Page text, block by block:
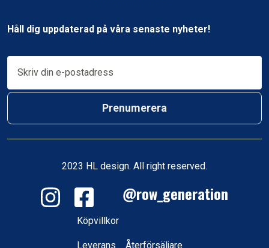
Håll dig uppdaterad på våra senaste nyheter!
Prenumerera
2023 HL design. All right reserved.
@row_generation
Köpvillkor
Leverans Återförsäljare